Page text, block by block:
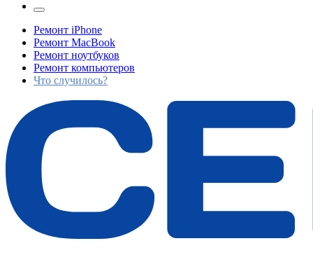
Ремонт iPhone
Ремонт MacBook
Ремонт ноутбуков
Ремонт компьютеров
Что случилось?